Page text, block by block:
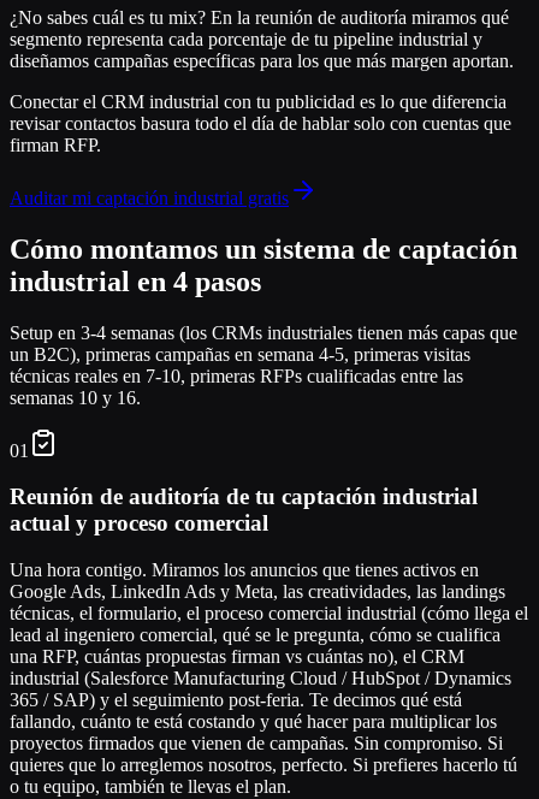
¿No sabes cuál es tu mix? En la reunión de auditoría miramos qué
segmento representa cada porcentaje de tu pipeline industrial y
diseñamos campañas específicas para los que más margen aportan.
Conectar el CRM industrial con tu publicidad es lo que diferencia
revisar contactos basura todo el día de hablar solo con cuentas que
firman RFP.
Auditar mi captación industrial gratis
Cómo montamos un sistema de captación
industrial en 4 pasos
Setup en 3-4 semanas (los CRMs industriales tienen más capas que
un B2C), primeras campañas en semana 4-5, primeras visitas
técnicas reales en 7-10, primeras RFPs cualificadas entre las
semanas 10 y 16.
01
Reunión de auditoría de tu captación industrial
actual y proceso comercial
Una hora contigo. Miramos los anuncios que tienes activos en
Google Ads, LinkedIn Ads y Meta, las creatividades, las landings
técnicas, el formulario, el proceso comercial industrial (cómo llega el
lead al ingeniero comercial, qué se le pregunta, cómo se cualifica
una RFP, cuántas propuestas firman vs cuántas no), el CRM
industrial (Salesforce Manufacturing Cloud / HubSpot / Dynamics
365 / SAP) y el seguimiento post-feria. Te decimos qué está
fallando, cuánto te está costando y qué hacer para multiplicar los
proyectos firmados que vienen de campañas. Sin compromiso. Si
quieres que lo arreglemos nosotros, perfecto. Si prefieres hacerlo tú
o tu equipo, también te llevas el plan.